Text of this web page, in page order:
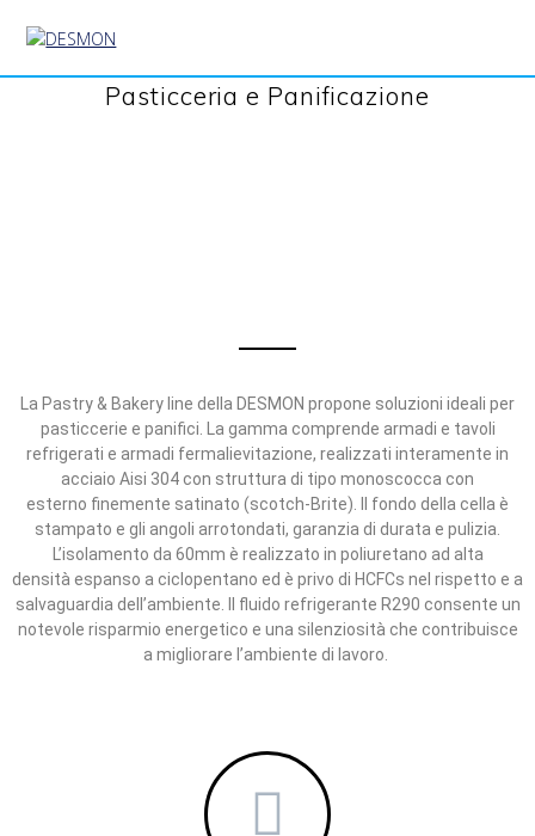
Pasticceria e Panificazione
La Pastry & Bakery line della DESMON propone soluzioni ideali per
pasticcerie e panifici. La gamma comprende armadi e tavoli
refrigerati e armadi fermalievitazione, realizzati interamente in
acciaio Aisi 304 con struttura di tipo monoscocca con
esterno finemente satinato (scotch-Brite). Il fondo della cella è
stampato e gli angoli arrotondati, garanzia di durata e pulizia.
L’isolamento da 60mm è realizzato in poliuretano ad alta
densità espanso a ciclopentano ed è privo di HCFCs nel rispetto e a
salvaguardia dell’ambiente.
Il fluido refrigerante R290 consente un
notevole risparmio energetico e una silenziosità che contribuisce
a migliorare l’ambiente di lavoro.